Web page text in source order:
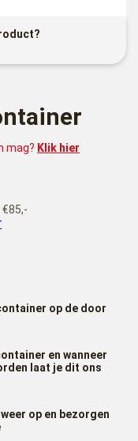
mag? Klik hier
op de door
en wanneer
laat je dit ons
op en bezorgen